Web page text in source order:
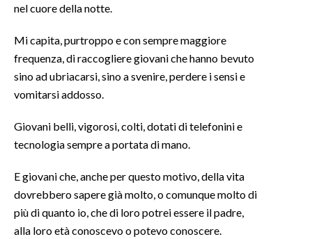
3 MINUTI CON
INFO AZIENDE
ABBONATI
PUBBLICITÀ
SPIAGGE
nel cuore della notte.
Mi capita, purtroppo e con sempre maggiore
frequenza, di raccogliere giovani che hanno bevuto
sino ad ubriacarsi, sino a svenire, perdere i sensi e
vomitarsi addosso.
Giovani belli, vigorosi, colti, dotati di telefonini e
tecnologia sempre a portata di mano.
E giovani che, anche per questo motivo, della vita
dovrebbero sapere già molto, o comunque molto di
più di quanto io, che di loro potrei essere il padre,
alla loro età conoscevo o potevo conoscere.